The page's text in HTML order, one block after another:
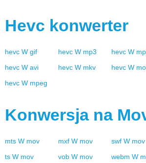
Hevc konwerter
hevc W gif hevc W mp3 hevc W
hevc W avi hevc W mkv hevc W
hevc W mpeg
Konwersja na
mts W mov mxf W mov swf W mov
ts W mov vob W mov webm W